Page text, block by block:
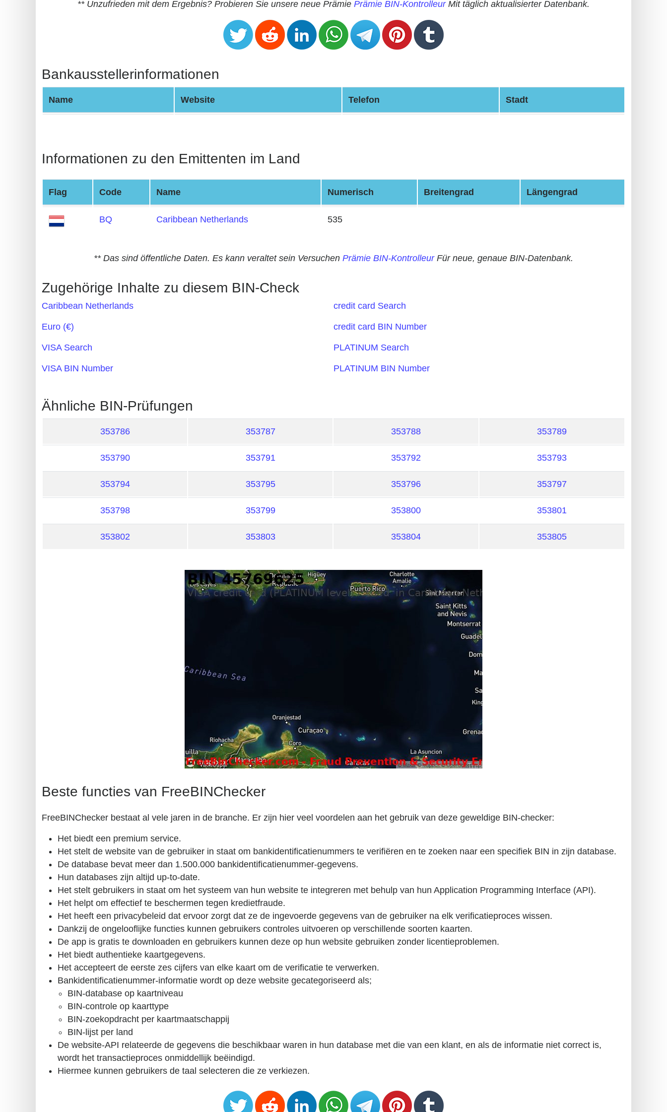
Credit
Card
Card
Generator
Random
Credit
Card
Generator
from
BIN
Credit
Card
Service
My
IP
?
IP
Checker
** Unzufrieden mit dem Ergebnis? Probieren Sie unsere neue Prämie Prämie BIN-KontrolleurMit täglich aktualisierter Datenbank.
Bankausstellerinformationen
Name Website Telefon Stadt
Informationen zu den Emittenten im Land
Flag Code Name Numerisch Breitengrad Längengrad
BQ Caribbean Netherlands 535
** Das sind öffentliche Daten. Es kann veraltet sein Versuchen Prämie BIN-KontrolleurFür neue, genaue BIN-Datenbank.
Zugehörige Inhalte zu diesem BIN-Check
Caribbean Netherlands
Euro (€)
VISA Search
VISA BIN Number
credit card Search
credit card BIN Number
PLATINUM Search
PLATINUM BIN Number
Ähnliche BIN-Prüfungen
353786 353787 353788 353789
353790 353791 353792 353793
353794 353795 353796 353797
353798 353799 353800 353801
353802 353803 353804 353805
Beste functies van FreeBINChecker
FreeBINChecker bestaat al vele jaren in de branche. Er zijn hier veel voordelen aan het gebruik van deze geweldige BIN-checker:
Het biedt een premium service.
Het stelt de website van de gebruiker in staat om bankidentificatienummers te verifiëren en te zoeken naar een specifiek BIN in zijn database.
De database bevat meer dan 1.500.000 bankidentificatienummer-gegevens.
Hun databases zijn altijd up-to-date.
Het stelt gebruikers in staat om het systeem van hun website te integreren met behulp van hun Application Programming Interface (API).
Het helpt om effectief te beschermen tegen kredietfraude.
Het heeft een privacybeleid dat ervoor zorgt dat ze de ingevoerde gegevens van de gebruiker na elk verificatieproces wissen.
Dankzij de ongelooflijke functies kunnen gebruikers controles uitvoeren op verschillende soorten kaarten.
De app is gratis te downloaden en gebruikers kunnen deze op hun website gebruiken zonder licentieproblemen.
Het biedt authentieke kaartgegevens.
Het accepteert de eerste zes cijfers van elke kaart om de verificatie te verwerken.
Bankidentificatienummer-informatie wordt op deze website gecategoriseerd als;
BIN-database op kaartniveau
BIN-controle op kaarttype
BIN-zoekopdracht per kaartmaatschappij
BIN-lijst per land
De website-API relateerde de gegevens die beschikbaar waren in hun database met die van een klant, en als de informatie niet correct is,
wordt het transactieproces onmiddellijk beëindigd.
Hiermee kunnen gebruikers de taal selecteren die ze verkiezen.